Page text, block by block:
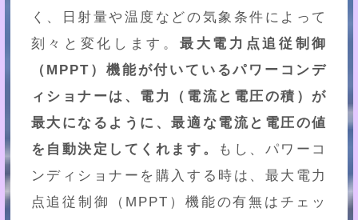
く、日射量や温度などの気象条件によって
刻々と変化します。 最大電力点追従制御
（MPPT）機能が付いているパワーコンデ
ィショナーは、電力（電流と電圧の積）が
最大になるように、最適な電流と電圧の値
を自動決定してくれます。
もし、パワーコ
ンディショナーを購入する時は、最大電力
点追従制御（MPPT）機能の有無はチェッ